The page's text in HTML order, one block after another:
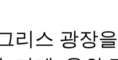
리스 광장